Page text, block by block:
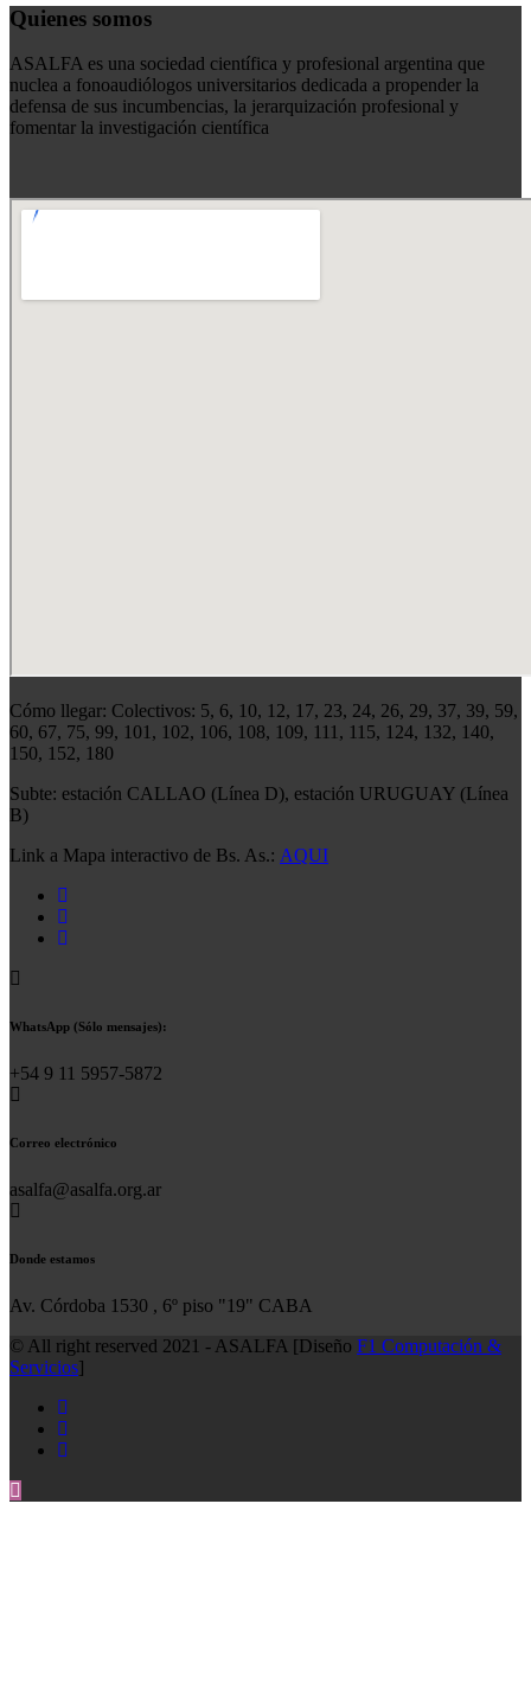
Quienes somos
ASALFA es una sociedad científica y profesional argentina que
nuclea a fonoaudiólogos universitarios dedicada a propender la
defensa de sus incumbencias, la jerarquización profesional y
fomentar la investigación científica
Cómo llegar: Colectivos: 5, 6, 10, 12, 17, 23, 24, 26, 29, 37, 39, 59,
60, 67, 75, 99, 101, 102, 106, 108, 109, 111, 115, 124, 132, 140,
150, 152, 180
Subte: estación CALLAO (Línea D), estación URUGUAY (Línea
B)
Link a Mapa interactivo de Bs. As.: AQUI
WhatsApp (Sólo mensajes):
+54 9 11 5957-5872
Correo electrónico
asalfa@asalfa.org.ar
Donde estamos
Av. Córdoba 1530 , 6º piso "19" CABA
© All right reserved 2021 - ASALFA [Diseño F1 Computación &
Servicios]